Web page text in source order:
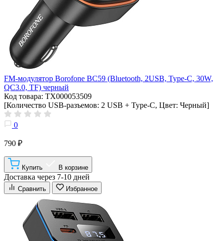
FM-модулятор Borofone BC59 (Bluetooth, 2USB, Type-C, 30W,
QC3.0, TF) черный
Код товара: ТХ000053509
[Количество USB-разъемов: 2 USB + Type-C, Цвет: Черный]
0
790 ₽
Купить В корзине
Доставка через 7-10 дней
Сравнить Избранное